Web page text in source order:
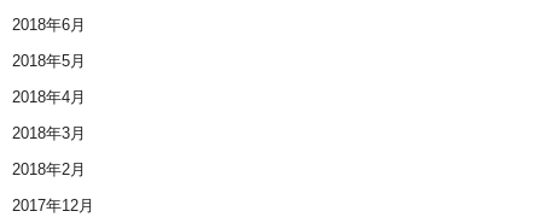
2018年6月
2018年5月
2018年4月
2018年3月
2018年2月
2017年12月